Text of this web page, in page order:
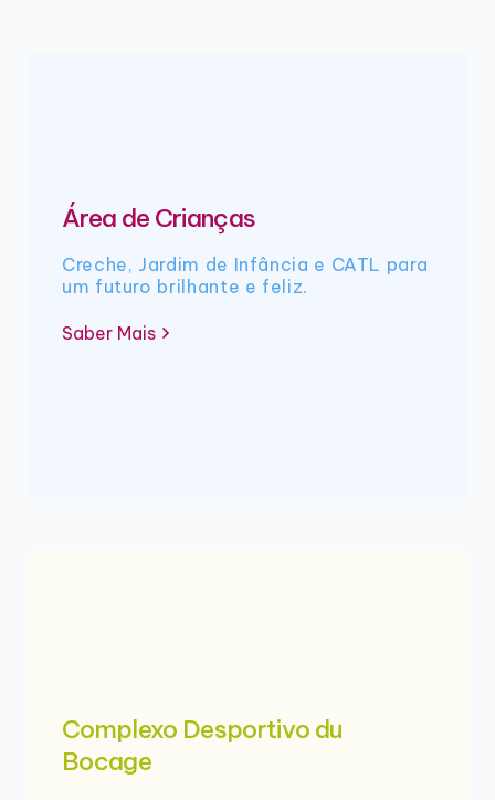
Área de Crianças
Creche, Jardim de Infância e CATL para
um futuro brilhante e feliz.
Saber Mais
Complexo Desportivo du
Bocage